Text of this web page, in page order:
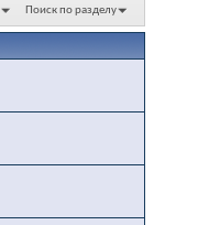
Поиск по разделу